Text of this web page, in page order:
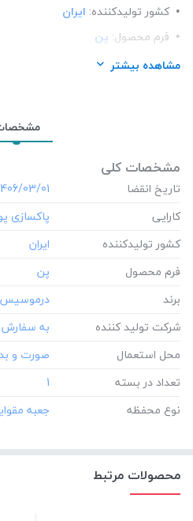
کشور تولید‎کننده:
ایران
فرم محصول: پن
برند:درموسیس (Dermosis)
نوع محفظه: جعبه مقوایى
مشاهده بیشتر
مشخصات کلی
تاریخ انقضا
03/01
کارایی
کشور تولید‎کننده
فرم محصول
برند
شرکت تولید کننده
محل استعمال
تعداد در بسته
‎1
نوع محفظه
محصولات مرتبط